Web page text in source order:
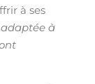
à ses
adaptée à